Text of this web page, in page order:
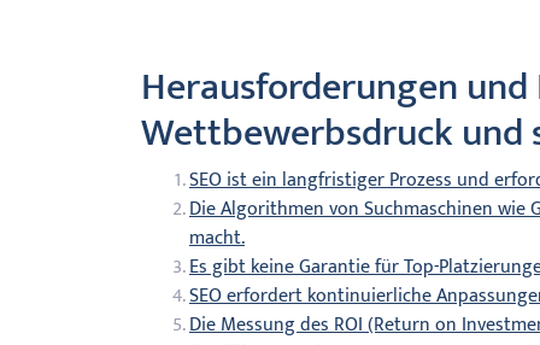
Herausforderungen
Wettbewerbsdruck und
SEO ist ein langfristiger Prozess und
Die Algorithmen von Suchmaschinen wie
macht.
Es gibt keine Garantie für Top-
SEO erfordert kontinuierliche
Die Messung des ROI (Return on